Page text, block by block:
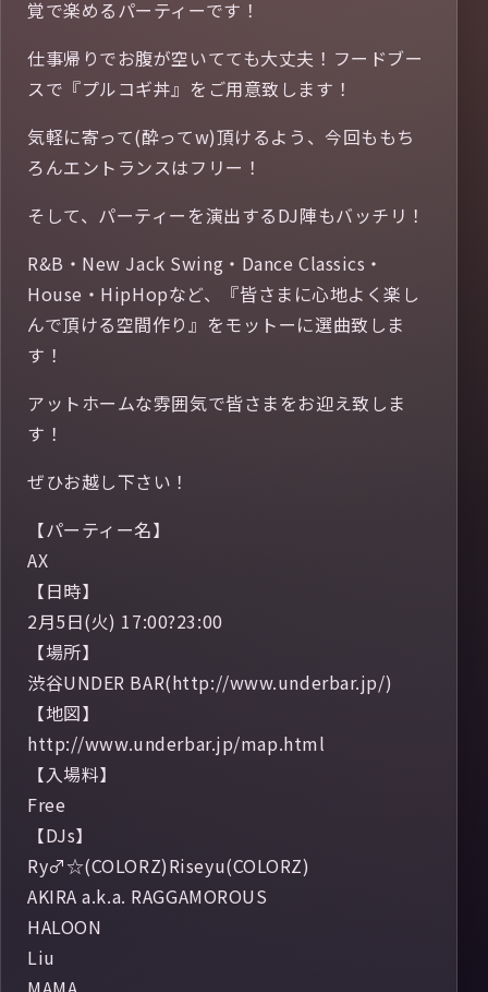
覚で楽めるパーティーです！
仕事帰りでお腹が空いてても大丈夫！フードブー
スで『プルコギ丼』をご用意致します！
気軽に寄って(酔ってw)頂けるよう、今回ももち
ろんエントランスはフリー！
そして、パーティーを演出するDJ陣もバッチリ！
R&B・New Jack Swing・Dance Classics・
House・HipHopなど、『皆さまに心地よく楽し
んで頂ける空間作り』をモットーに選曲致しま
す！
アットホームな雰囲気で皆さまをお迎え致しま
す！
ぜひお越し下さい！
【パーティー名】
AX
【日時】
2月5日(火) 17:00?23:00
【場所】
渋谷UNDER BAR(http://www.underbar.jp/)
【地図】
http://www.underbar.jp/map.html
【入場料】
Free
【DJs】
Ry♂☆(COLORZ)Riseyu(COLORZ)
AKIRA a.k.a. RAGGAMOROUS
HALOON
Liu